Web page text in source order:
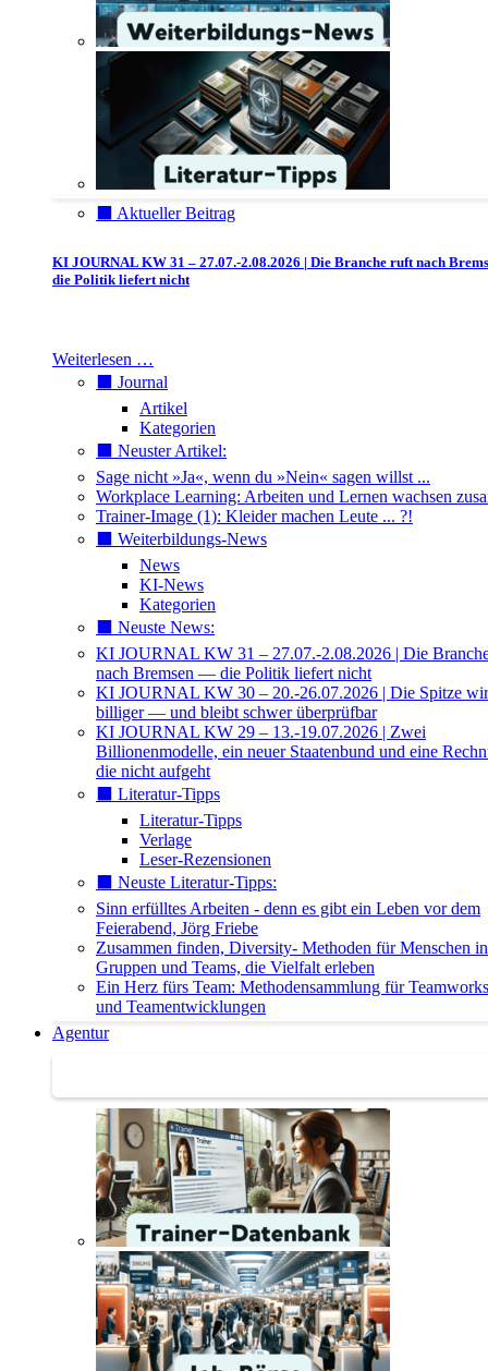
⬛️ Aktueller Beitrag
KI JOURNAL KW 31 – 27.07.-2.08.2026 | Die Branche ruft nach
die Politik liefert nicht
Weiterlesen …
⬛️ Journal
Artikel
Kategorien
⬛️ Neuster Artikel:
Sage nicht »Ja«, wenn du »Nein« sagen willst ...
Workplace Learning: Arbeiten und Lernen wachsen
Trainer-Image (1): Kleider machen Leute ... ?!
⬛️ Weiterbildungs-News
News
KI-News
Kategorien
⬛️ Neuste News:
KI JOURNAL KW 31 – 27.07.-2.08.2026 | Die
nach Bremsen — die Politik liefert nicht
KI JOURNAL KW 30 – 20.-26.07.2026 | Die Spitze
billiger — und bleibt schwer überprüfbar
KI JOURNAL KW 29 – 13.-19.07.2026 | Zwei
Billionenmodelle, ein neuer Staatenbund und eine
die nicht aufgeht
⬛️ Literatur-Tipps
Literatur-Tipps
Verlage
Leser-Rezensionen
⬛️ Neuste Literatur-Tipps:
Sinn erfülltes Arbeiten - denn es gibt ein Leben vor dem
Feierabend, Jörg Friebe
Zusammen finden, Diversity- Methoden für Menschen in
Gruppen und Teams, die Vielfalt erleben
Ein Herz fürs Team: Methodensammlung für
und Teamentwicklungen
Agentur